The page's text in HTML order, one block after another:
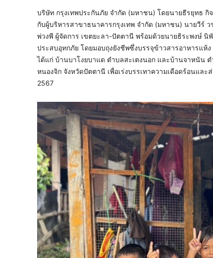
บริษัท กรุงเทพประกันภัย จำกัด (มหาชน) โดยนายธีรยุทธ
กับผู้บริหารสาขาธนาคารกรุงเทพ จำกัด (มหาชน) นายวีร์
พ่วงพี ผู้จัดการ เขตยะลา-ปัตตานี พร้อมด้วยนายธิระพงษ์
ประสบอุทกภัย โดยมอบถุงยังชีพซึ่งบรรจุข้าวสารอาหารแ
ได้แก่ บ้านบาโงยบาแด ตำบลสะเตงนอก และบ้านจาหนัน ต
หนองจิก จังหวัดปัตตานี เพื่อเร่งบรรเทาความเดือดร้อนแล
2567